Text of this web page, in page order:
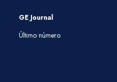
GE Journal
Último número